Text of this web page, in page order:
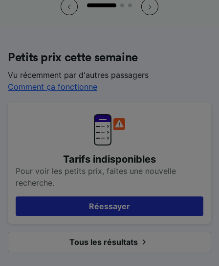
Petits prix cette semaine
Vu récemment par d'autres passagers
Comment ça fonctionne
Tarifs indisponibles
Pour voir les petits prix, faites une nouvelle
recherche.
Réessayer
Tous les résultats